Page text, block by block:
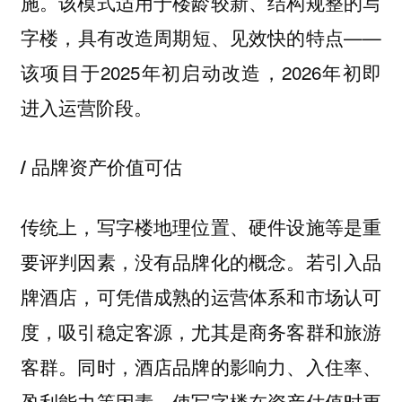
字楼，具有改造周期短、见效快的特点——
该项目于2025年初启动改造，2026年初即
进入运营阶段。
/ 品牌资产价值可估
传统上，写字楼地理位置、硬件设施等是重
要评判因素，没有品牌化的概念。若引入品
牌酒店，可凭借成熟的运营体系和市场认可
度，吸引稳定客源，尤其是商务客群和旅游
客群。同时，酒店品牌的影响力、入住率、